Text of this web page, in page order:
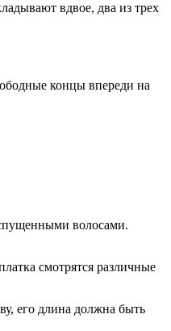
вдвое, два из трех
концы впереди на
волосами.
смотрятся различные
его длина должна быть